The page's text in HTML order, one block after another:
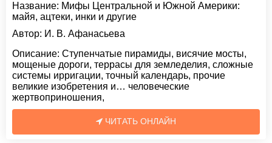
Название: Мифы Центральной и Южной Америки:
майя, ацтеки, инки и другие
Автор: И. В. Афанасьева
Описание: Ступенчатые пирамиды, висячие мосты,
мощеные дороги, террасы для земледелия, сложные
системы ирригации, точный календарь, прочие
великие изобретения и… человеческие
жертвоприношения,
ЧИТАТЬ ОНЛАЙН